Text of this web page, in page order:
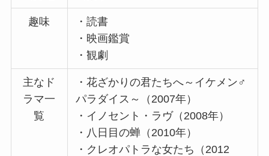
趣味
・読書
・映画鑑賞
・観劇
主なド
ラマ一
覧
・花ざかりの君たちへ～イケメン♂
パラダイス～（2007年）
・イノセント・ラヴ（2008年）
・八日目の蝉（2010年）
・クレオパトラな女たち（2012